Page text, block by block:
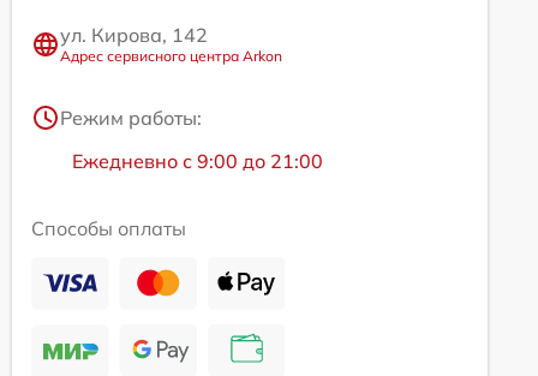
ул. Кирова, 142
Адрес сервисного центра Arkon
Режим работы:
Ежедневно с 9:00 до 21:00
Способы оплаты